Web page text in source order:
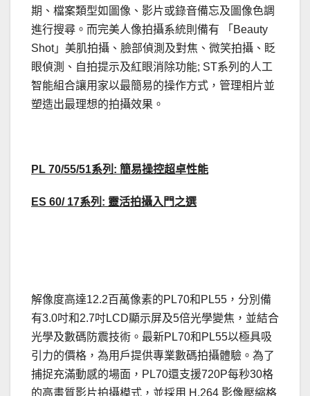
期、檔案類型如圖像、影片或錄音備忘及圖像色調
進行搜尋。而完美人像拍攝系統則備有 「Beauty
Shot」美肌拍攝、臉部偵測及對焦、微笑拍攝、眨
眼偵測、自拍提示及紅眼消除功能; ST系列的人工
智能組合讓用家以最簡易的操作方式，管理相片並
塑造出最理想的拍攝效果。
PL 70/55/51系列 : 簡易操控超卓性能
ES 60/ 17系列 : 靈活拍攝入門之選
解像度高達12.2百萬像素的PL70和PL55，分別備
有3.0吋和2.7吋LCD顯示屏及5倍光學變焦，並結合
光學及數碼防震技術。最新PL70和PL55以極具吸
引力的價格，為用戶提供專業數碼拍攝體驗。為了
捕捉充滿動感的場面，PL70還支援720P每秒30格
的高畫質影片拍攝模式，並採用 H.264 影像壓縮格